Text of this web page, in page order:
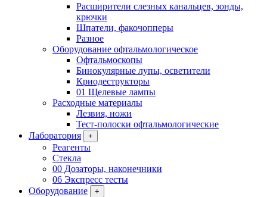
Расширители слезных канальцев, зонды,
крючки
Шпатели, факочопперы
Разное
Оборудование офтальмологическое
Офтальмоскопы
Бинокулярные лупы, осветители
Криодеструкторы
01 Щелевые лампы
Расходные материалы
Лезвия, ножи
Тест-полоски офтальмологические
Лаборатория
+
Реагенты
Стекла
00 Дозаторы, наконечники
06 Экспресс тесты
Оборудование
+